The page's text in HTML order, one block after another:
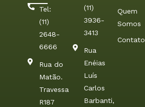
Tel:
(11)
2648-
6666
Rua do
Matão.
Travessa
R187
(11)
3936-
3413
Rua
Enéias
Luís
Carlos
Barbanti,
Quem
Somos
Contato